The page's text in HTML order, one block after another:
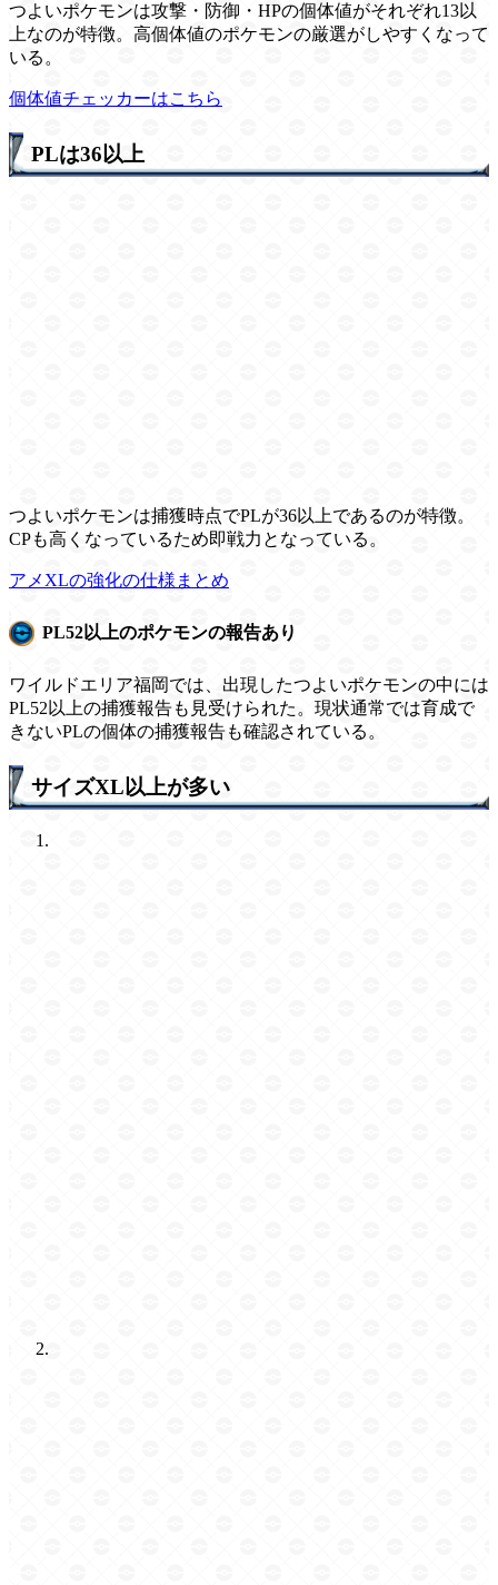
つよいポケモンは攻撃・防御・HPの個体値がそれぞれ13以
上なのが特徴。高個体値のポケモンの厳選がしやすくなって
いる。
個体値チェッカーはこちら
PLは36以上
つよいポケモンは捕獲時点でPLが36以上であるのが特徴。
CPも高くなっているため即戦力となっている。
アメXLの強化の仕様まとめ
PL52以上のポケモンの報告あり
ワイルドエリア福岡では、出現したつよいポケモンの中には
PL52以上の捕獲報告も見受けられた。現状通常では育成で
きないPLの個体の捕獲報告も確認されている。
サイズXL以上が多い